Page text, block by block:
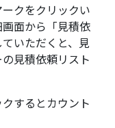
クをクリックい
面から「見積依
いただくと、見
見積依頼リスト
するとカウント